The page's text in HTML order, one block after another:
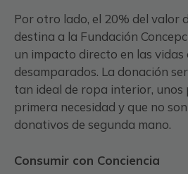
Por otro lado, el 20% del valor
destina a la Fundación
un impacto directo en las vidas
desamparados. La donación
tan ideal de ropa interior, unos
primera necesidad y que no
donativos de segunda mano.
Consumir con Conciencia